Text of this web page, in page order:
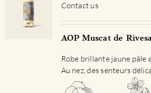
Contact us
AOP Muscat de
Robe brillante jaune pâle
Au nez, des senteurs